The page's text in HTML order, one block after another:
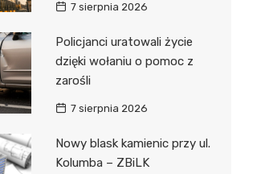
7 sierpnia 2026
Policjanci uratowali życie
dzięki wołaniu o pomoc z
zarośli
7 sierpnia 2026
Nowy blask kamienic przy ul.
Kolumba – ZBiLK